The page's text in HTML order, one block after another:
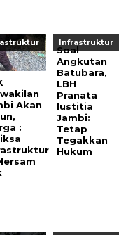
Akan
:
Infrastruktur
Soal
Angkutan
Batubara,
LBH
Pranata
Iustitia
Jambi:
Tetap
Tegakkan
Hukum